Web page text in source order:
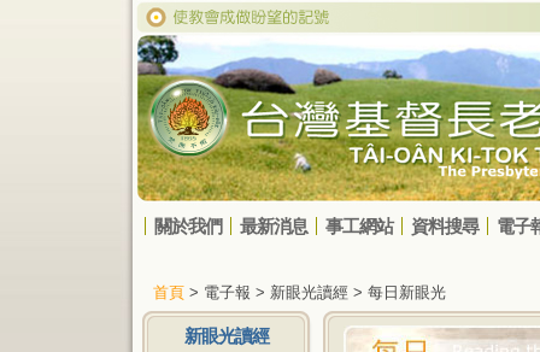
關於我們 最新消息 事工網站 資料搜尋 電子
首頁 > 電子報 > 新眼光讀經 > 每日新眼光
新眼光讀經